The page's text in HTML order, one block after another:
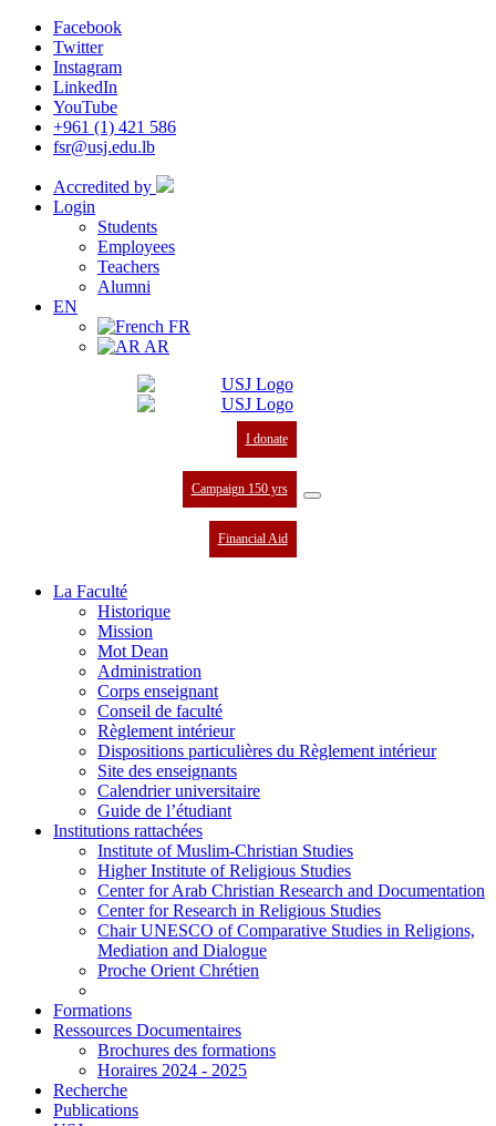
Facebook
Twitter
Instagram
LinkedIn
YouTube
+961 (1) 421 586
fsr@usj.edu.lb
Accredited by
Login
Students
Employees
Teachers
Alumni
EN
FR
AR
I donate
Campaign 150 yrs
Financial Aid
La Faculté
Historique
Mission
Mot Dean
Administration
Corps enseignant
Conseil de faculté
Règlement intérieur
Dispositions particulières du Règlement intérieur
Site des enseignants
Calendrier universitaire
Guide de l’étudiant
Institutions rattachées
Institute of Muslim-Christian Studies
Higher Institute of Religious Studies
Center for Arab Christian Research and Documentation
Center for Research in Religious Studies
Chair UNESCO of Comparative Studies in Religions,
Mediation and Dialogue
Proche Orient Chrétien
Formations
Ressources Documentaires
Brochures des formations
Horaires 2024 - 2025
Recherche
Publications